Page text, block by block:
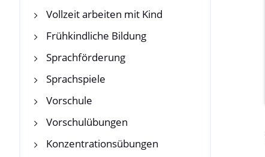
Vollzeit arbeiten mit Kind
Frühkindliche Bildung
Sprachförderung
Sprachspiele
Vorschule
Vorschulübungen
Konzentrationsübungen